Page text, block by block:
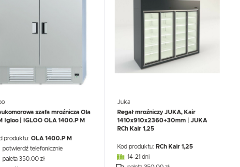
szafa mroźnicza Ola
Igloo | IGLOO OLA 1400.P M
produktu: OLA 1400.P M
potwierdź telefonicznie
paleta 350.00 zł
Juka
Regał mroźniczy JUKA, Kair
1410x910x2360+30mm | JUKA
RCh Kair 1,25
Kod produktu: RCh Kair 1,25
14-21 dni